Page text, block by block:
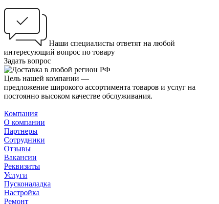
Наши специалисты ответят на любой
интересующий вопрос по товару
Задать вопрос
Цель нашей компании —
предложение широкого ассортимента товаров и услуг на
постоянно высоком качестве обслуживания.
Компания
О компании
Партнеры
Сотрудники
Отзывы
Вакансии
Реквизиты
Услуги
Пусконаладка
Настройка
Ремонт